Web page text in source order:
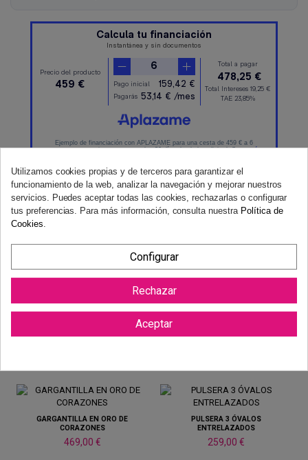
Reviews (0)
GARGANTILLA EN ORO DE
CORAZONES
469,00 €
PULSERA 3 ÓVALOS
ENTRELAZADOS
259,00 €
Utilizamos cookies propias y de terceros para garantizar el
funcionamiento de la web, analizar la navegación y mejorar nuestros
servicios. Puedes aceptar todas las cookies, rechazarlas o configurar
tus preferencias. Para más información, consulta nuestra Política de
Cookies
Configurar
Rechazar
Aceptar